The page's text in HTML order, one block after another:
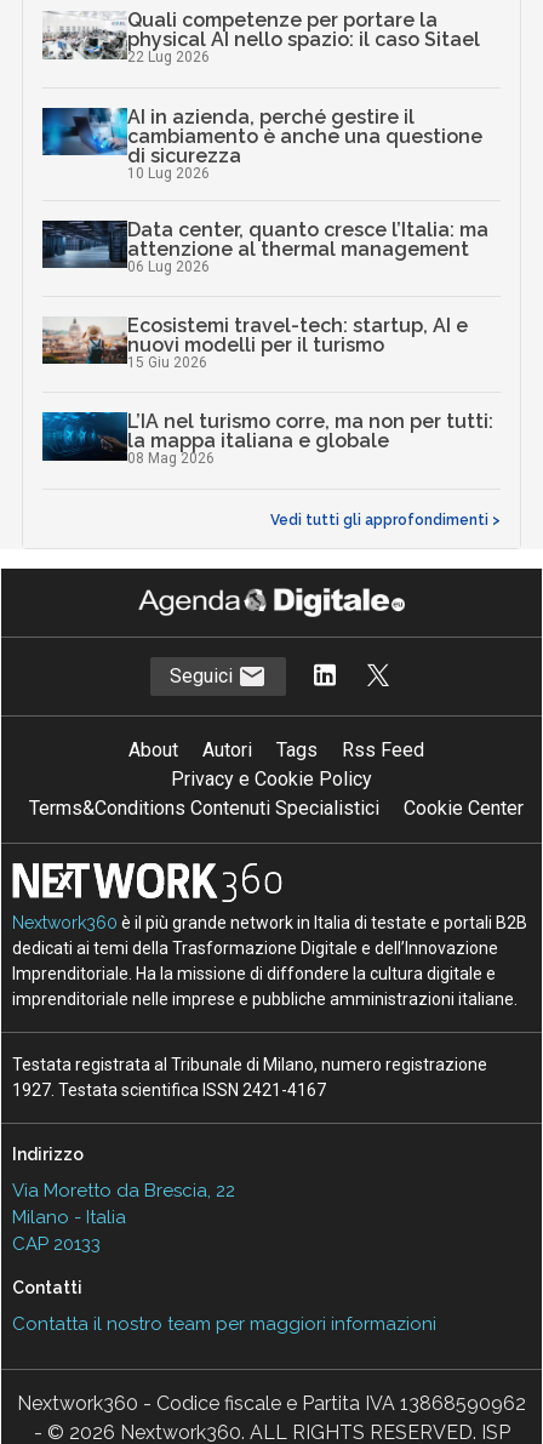
Quali competenze per portare la
physical AI nello spazio: il caso Sitael
22 Lug 2026
AI in azienda, perché gestire il
cambiamento è anche una questione
di sicurezza
10 Lug 2026
Data center, quanto cresce l’Italia: ma
attenzione al thermal management
06 Lug 2026
Ecosistemi travel-tech: startup, AI e
nuovi modelli per il turismo
15 Giu 2026
L’IA nel turismo corre, ma non per tutti:
la mappa italiana e globale
08 Mag 2026
Vedi tutti gli approfondimenti >
Seguici
About Autori Tags
Rss Feed
Privacy e Cookie Policy
Terms&Conditions Contenuti Specialistici
Cookie Center
Nextwork360 è il più grande network in Italia di testate e portali B2B
dedicati ai temi della Trasformazione Digitale e dell’Innovazione
Imprenditoriale. Ha la missione di diffondere la cultura digitale e
imprenditoriale nelle imprese e pubbliche amministrazioni italiane.
Testata registrata al Tribunale di Milano, numero registrazione
1927. Testata scientifica ISSN 2421-4167
Indirizzo
Via Moretto da Brescia, 22
Milano - Italia
CAP 20133
Contatti
Contatta il nostro team per maggiori informazioni
Nextwork360 - Codice fiscale e Partita IVA 13868590962
- © 2026 Nextwork360. ALL RIGHTS RESERVED. ISP